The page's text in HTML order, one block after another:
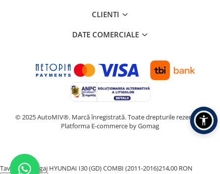
CLIENTI
DATE COMERCIALE
© 2025 AutoMIV®. Marcă înregistrată. Toate drepturile rezervate.
Platforma E-commerce by Gomag
Tavita Portbagaj HYUNDAI I30 (GD) COMBI (2011-2016)214,00 RON